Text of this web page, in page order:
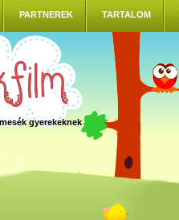
PARTNEREK TARTALOM
gyerekeknek